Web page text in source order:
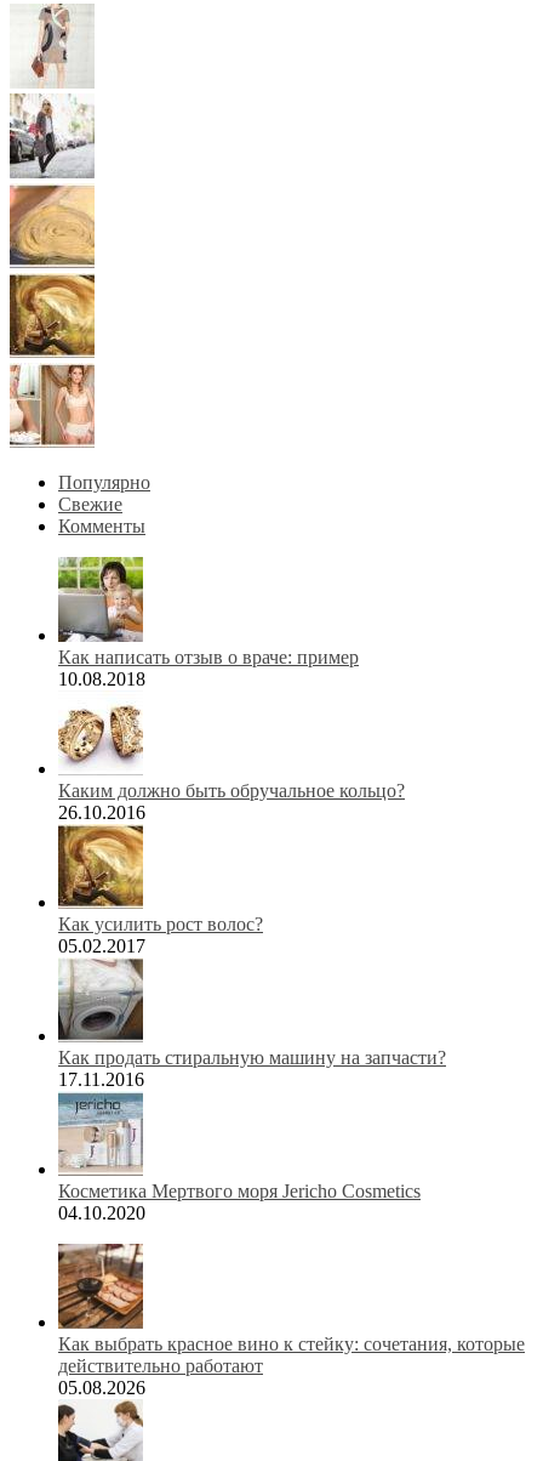
Популярно
Свежие
Комменты
Как написать отзыв о враче: пример
10.08.2018
Каким должно быть обручальное кольцо?
26.10.2016
Как усилить рост волос?
05.02.2017
Как продать стиральную машину на запчасти?
17.11.2016
Косметика Мертвого моря Jericho Cosmetics
04.10.2020
Как выбрать красное вино к стейку: сочетания, которые
действительно работают
05.08.2026